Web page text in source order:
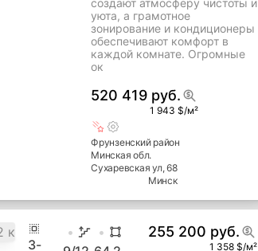
выдержанные спокойные
пастельные тона обоев
создают атмосферу чистоты и
уюта, а грамотное
зонирование и кондиционеры
обеспечивают комфорт в
ок
520 419 руб.
1 943 $/м²
Фрунзенский район
обл.
Минск